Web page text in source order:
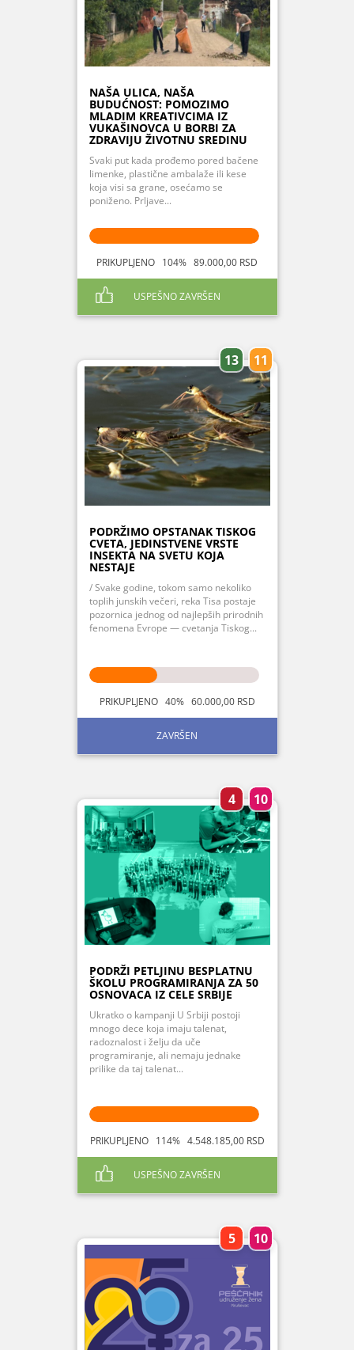
NAŠA ULICA, NAŠA
BUDUĆNOST: POMOZIMO
MLADIM KREATIVCIMA IZ
VUKAŠINOVCA U BORBI ZA
ZDRAVIJU ŽIVOTNU SREDINU
Svaki put kada prođemo pored bačene
limenke, plastične ambalaže ili kese
koja visi sa grane, osećamo se
poniženo. Prljave...
PRIKUPLJENO 104% 89.000,00 RSD
USPEŠNO ZAVRŠEN
13 11
PODRŽIMO OPSTANAK TISKOG
CVETA, JEDINSTVENE VRSTE
INSEKTA NA SVETU KOJA
NESTAJE
/ Svake godine, tokom samo nekoliko
toplih junskih večeri, reka Tisa postaje
pozornica jednog od najlepših prirodnih
fenomena Evrope — cvetanja Tiskog...
PRIKUPLJENO 40% 60.000,00 RSD
ZAVRŠEN
4 10
PODRŽI PETLJINU BESPLATNU
ŠKOLU PROGRAMIRANJA ZA 50
OSNOVACA IZ CELE SRBIJE
Ukratko o kampanji U Srbiji postoji
mnogo dece koja imaju talenat,
radoznalost i želju da uče
programiranje, ali nemaju jednake
prilike da taj talenat...
PRIKUPLJENO 114% 4.548.185,00 RSD
USPEŠNO ZAVRŠEN
5 10